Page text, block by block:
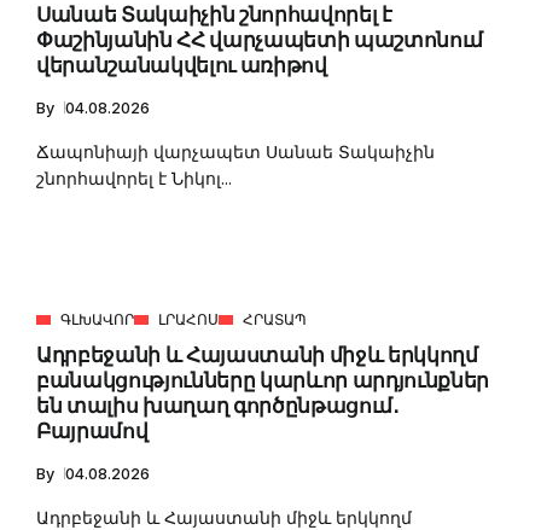
Սանաե Տակաիչին շնորհավորել է
Փաշինյանին ՀՀ վարչապետի պաշտոնում
վերանշանակվելու առիթով
By 04.08.2026
Ճապոնիայի վարչապետ Սանաե Տակաիչին
շնորհավորել է Նիկոլ...
ԳԼԽԱՎՈՐ ԼՐԱՀՈՍ ՀՐԱՏԱՊ
Ադրբեջանի և Հայաստանի միջև երկկողմ
բանակցությունները կարևոր արդյունքներ
են տալիս խաղաղ գործընթացում․
Բայրամով
By 04.08.2026
Ադրբեջանի և Հայաստանի միջև երկկողմ